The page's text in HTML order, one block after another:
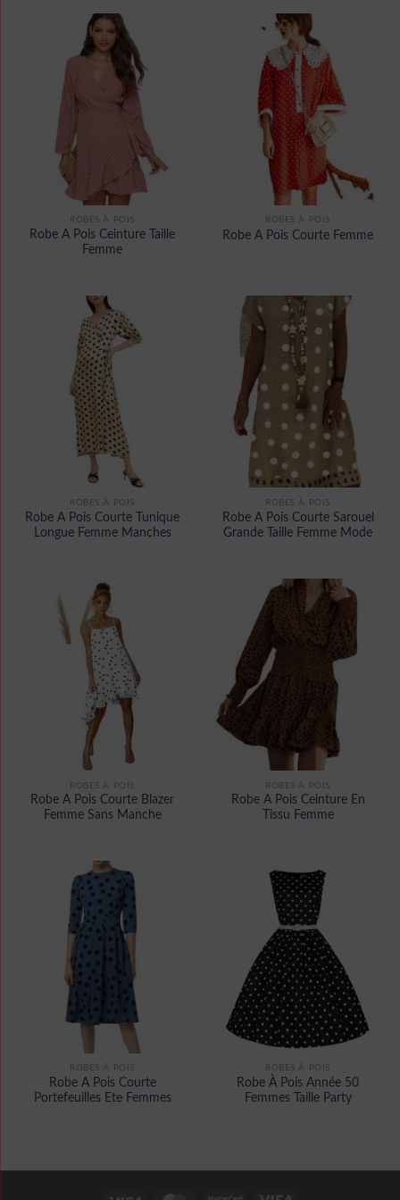
ROBES À POIS
Robe A Pois Ceinture Taille
Femme
ROBES À POIS
Robe A Pois Courte Femme
ROBES À POIS
Robe A Pois Courte Tunique
Longue Femme Manches
ROBES À POIS
Robe A Pois Courte Sarouel
Grande Taille Femme Mode
ROBES À POIS
Robe A Pois Courte Blazer
Femme Sans Manche
ROBES À POIS
Robe A Pois Ceinture En
Tissu Femme
ROBES À POIS
Robe A Pois Courte
Portefeuilles Ete Femmes
ROBES À POIS
Robe À Pois Année 50
Femmes Taille Party